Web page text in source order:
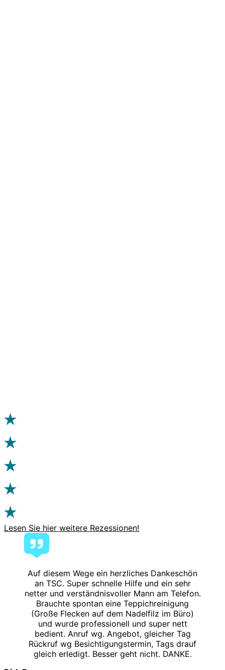
Lesen Sie hier weitere Rezessionen!
Auf diesem Wege ein herzliches Dankeschön
an TSC. Super schnelle Hilfe und ein sehr
netter und verständnisvoller Mann am Telefon.
Brauchte spontan eine Teppichreinigung
(Große Flecken auf dem Nadelfilz im Büro)
und wurde professionell und super nett
bedient. Anruf wg. Angebot, gleicher Tag
Rückruf wg Besichtigungstermin, Tags drauf
gleich erledigt. Besser geht nicht. DANKE.